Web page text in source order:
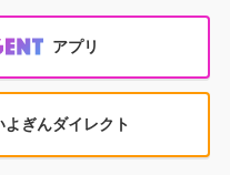
アプリ
よぎんダイレクト